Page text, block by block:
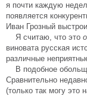
я почти каждую
появляется
Иван Грозный
Я считаю, что это
виновата русская
различные
В подобное
Сравнительно
(только так могу это